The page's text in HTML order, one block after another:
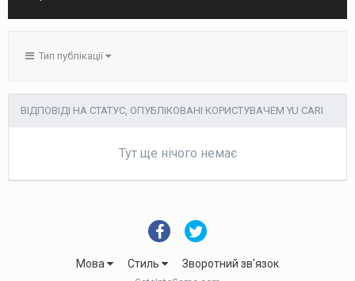
Тип публікації
ВІДПОВІДІ НА СТАТУС, ОПУБЛІКОВАНІ КОРИСТУВАЧЕМ YU CARI
Тут ще нічого немає
Мова Стиль Зворотний зв'язок